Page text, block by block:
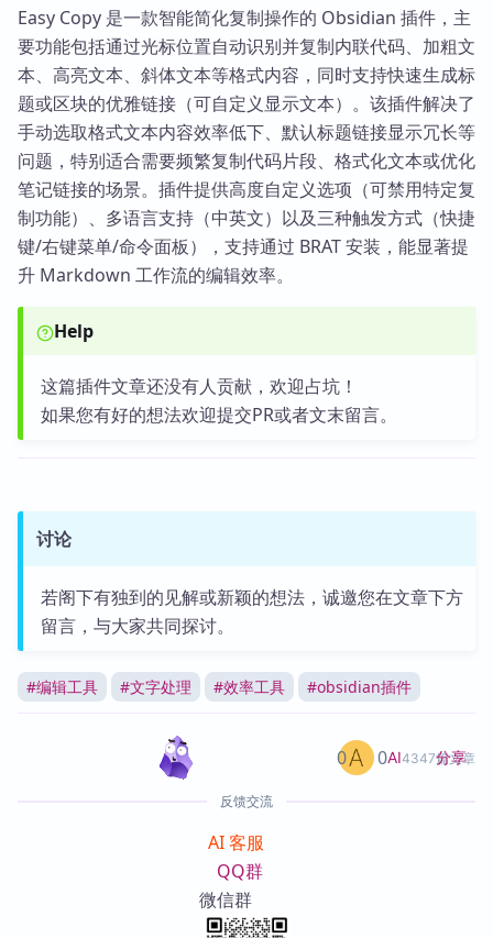
Easy Copy 是一款智能简化复制操作的 Obsidian 插件，主
要功能包括通过光标位置自动识别并复制内联代码、加粗文
本、高亮文本、斜体文本等格式内容，同时支持快速生成标
题或区块的优雅链接（可自定义显示文本）。该插件解决了
手动选取格式文本内容效率低下、默认标题链接显示冗长等
问题，特别适合需要频繁复制代码片段、格式化文本或优化
笔记链接的场景。插件提供高度自定义选项（可禁用特定复
制功能）、多语言支持（中英文）以及三种触发方式（快捷
键/右键菜单/命令面板），支持通过 BRAT 安装，能显著提
升 Markdown 工作流的编辑效率。
Help
这篇插件文章还没有人贡献，欢迎占坑！
如果您有好的想法欢迎提交PR或者文末留言。
讨论
若阁下有独到的见解或新颖的想法，诚邀您在文章下方
留言，与大家共同探讨。
#编辑工具 #文字处理 #效率工具 #obsidian插件
AI4347篇文章
0 0 分享
反馈交流
AI 客服
QQ群
微信群